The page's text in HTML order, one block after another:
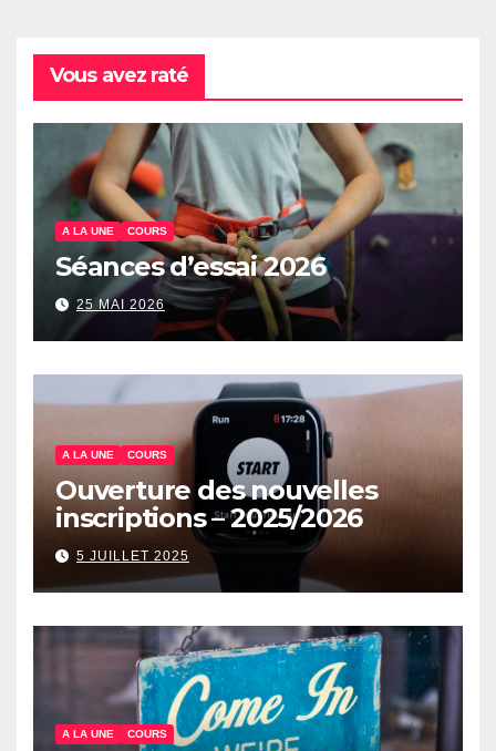
Vous avez raté
A LA UNE COURS
Séances d’essai 2026
25 MAI 2026
A LA UNE COURS
Ouverture des nouvelles
inscriptions – 2025/2026
5 JUILLET 2025
A LA UNE COURS